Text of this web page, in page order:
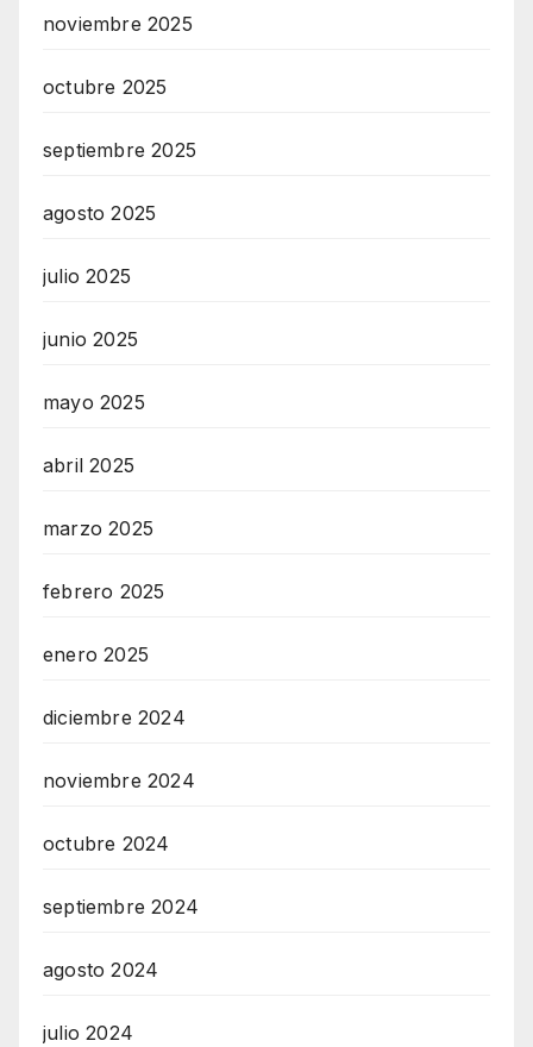
noviembre 2025
octubre 2025
septiembre 2025
agosto 2025
julio 2025
junio 2025
mayo 2025
abril 2025
marzo 2025
febrero 2025
enero 2025
diciembre 2024
noviembre 2024
octubre 2024
septiembre 2024
agosto 2024
julio 2024